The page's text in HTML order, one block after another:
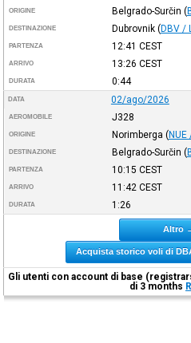
ORIGINE Belgrado-Surčin (
DESTINAZIONE Dubrovnik (DBV /
PARTENZA 12:41 CEST
ARRIVO 13:26 CEST
DURATA 0:44
DATA 02/ago/2026
AEROMOBILE J328
ORIGINE Norimberga (NUE
DESTINAZIONE Belgrado-Surčin (
PARTENZA 10:15 CEST
ARRIVO 11:42 CEST
DURATA 1:26
Altro
Acquista storico voli di
Gli utenti con account di base
di 3 months